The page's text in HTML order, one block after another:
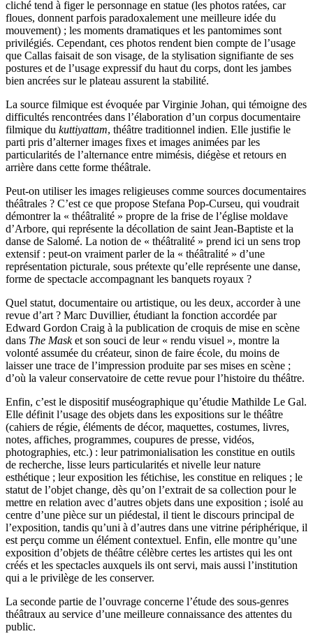
cliché tend à figer le personnage en statue (les photos ratées, car
floues, donnent parfois paradoxalement une meilleure idée du
mouvement) ; les moments dramatiques et les pantomimes sont
privilégiés. Cependant, ces photos rendent bien compte de l’usage
que Callas faisait de son visage, de la stylisation signifiante de ses
postures et de l’usage expressif du haut du corps, dont les jambes
bien ancrées sur le plateau assurent la stabilité.
La source filmique est évoquée par Virginie Johan, qui témoigne des
difficultés rencontrées dans l’élaboration d’un corpus documentaire
filmique du kuttiyattam, théâtre traditionnel indien. Elle justifie le
parti pris d’alterner images fixes et images animées par les
particularités de l’alternance entre mimésis, diégèse et retours en
arrière dans cette forme théâtrale.
Peut-on utiliser les images religieuses comme sources documentaires
théâtrales ? C’est ce que propose Stefana Pop-Curseu, qui voudrait
démontrer la « théâtralité » propre de la frise de l’église moldave
d’Arbore, qui représente la décollation de saint Jean-Baptiste et la
danse de Salomé. La notion de « théâtralité » prend ici un sens trop
extensif : peut-on vraiment parler de la « théâtralité » d’une
représentation picturale, sous prétexte qu’elle représente une danse,
forme de spectacle accompagnant les banquets royaux ?
Quel statut, documentaire ou artistique, ou les deux, accorder à une
revue d’art ? Marc Duvillier, étudiant la fonction accordée par
Edward Gordon Craig à la publication de croquis de mise en scène
dans The Masket son souci de leur « rendu visuel », montre la
volonté assumée du créateur, sinon de faire école, du moins de
laisser une trace de l’impression produite par ses mises en scène ;
d’où la valeur conservatoire de cette revue pour l’histoire du théâtre.
Enfin, c’est le dispositif muséographique qu’étudie Mathilde Le Gal.
Elle définit l’usage des objets dans les expositions sur le théâtre
(cahiers de régie, éléments de décor, maquettes, costumes, livres,
notes, affiches, programmes, coupures de presse, vidéos,
photographies, etc.) : leur patrimonialisation les constitue en outils
de recherche, lisse leurs particularités et nivelle leur nature
esthétique ; leur exposition les fétichise, les constitue en reliques ; le
statut de l’objet change, dès qu’on l’extrait de sa collection pour le
mettre en relation avec d’autres objets dans une exposition ; isolé au
centre d’une pièce sur un piédestal, il tient le discours principal de
l’exposition, tandis qu’uni à d’autres dans une vitrine périphérique, il
est perçu comme un élément contextuel. Enfin, elle montre qu’une
exposition d’objets de théâtre célèbre certes les artistes qui les ont
créés et les spectacles auxquels ils ont servi, mais aussi l’institution
qui a le privilège de les conserver.
La seconde partie de l’ouvrage concerne l’étude des sous-genres
théâtraux au service d’une meilleure connaissance des attentes du
public.